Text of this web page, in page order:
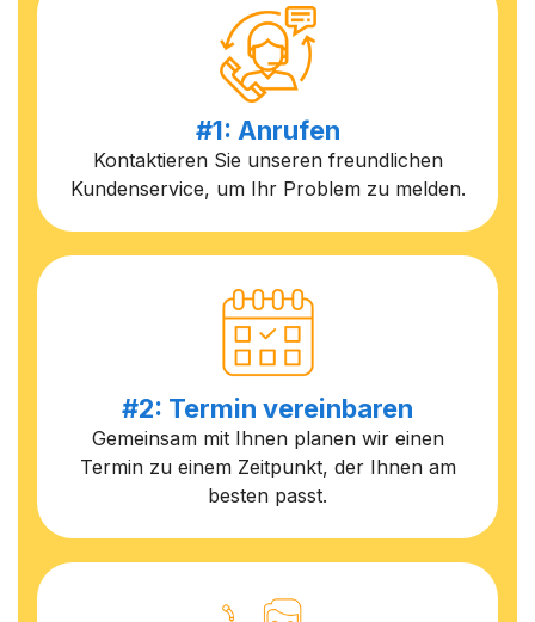
#1: Anrufen
Kontaktieren Sie unseren freundlichen
Kundenservice, um Ihr Problem zu melden.
#2: Termin vereinbaren
Gemeinsam mit Ihnen planen wir einen
Termin zu einem Zeitpunkt, der Ihnen am
besten passt.